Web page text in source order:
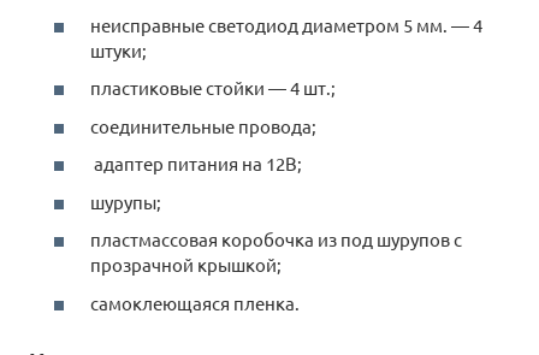
неисправные светодиод диаметром 5 мм. — 4
штуки;
пластиковые стойки — 4 шт.;
соединительные провода;
адаптер питания на 12В;
шурупы;
пластмассовая коробочка из под шурупов с
прозрачной крышкой;
самоклеющаяся пленка.